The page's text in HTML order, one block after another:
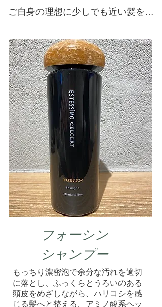
フォーシン
シャンプー
もっちり濃密泡で余分な汚れを適切
に落とし、ふっくらとうろいのある
頭皮をめざしながら、ハリコシを感
じる髪へと整える、アミノ酸系ヘッ
​ご自身の理想に少しでも近い髪を…